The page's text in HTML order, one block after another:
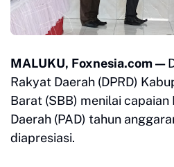
MALUKU, Foxnesia.com —
Rakyat Daerah (DPRD)
Barat (SBB) menilai
Daerah (PAD) tahun
diapresiasi.